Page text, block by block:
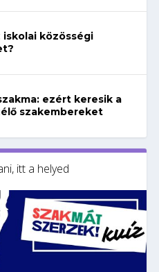
iskolai közösségi
ezért keresik a
szakembereket
itt a helyed